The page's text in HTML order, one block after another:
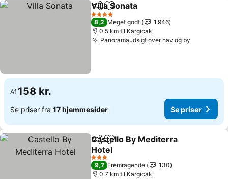
Del Føj til favoritter
Villa Sonata
4 Stjerner
8,2 Meget godt
1.946
0.5 km til Kargicak
Panoramaudsigt over hav og by
Af 158 kr.
Se priser fra 17 hjemmesider Se priser
Del Føj til favoritter
Castello By Mediterra
Hotel
Se priser
3 Stjerner
9,7 Fremragende
130
0.7 km til Kargicak